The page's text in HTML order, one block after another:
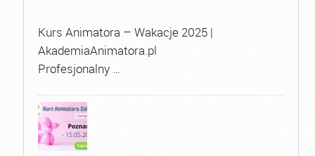
Kurs Animatora – Wakacje 2025 |
AkademiaAnimatora.pl
Profesjonalny …